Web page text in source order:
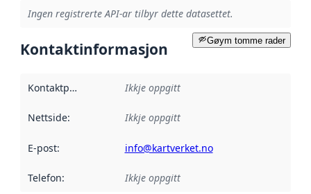
Ingen registrerte API-ar tilbyr dette datasettet.
Gøym tomme rader
Kontaktinformasjon
Kontaktpunkt Ikkje oppgitt
Nettside: Ikkje oppgitt
E-post: info@kartverket.no
Telefon: Ikkje oppgitt